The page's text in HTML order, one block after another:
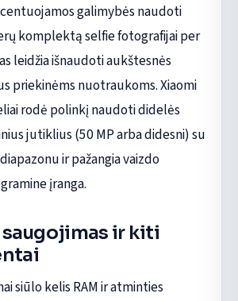
galimybės naudoti
komplektą selfie fotografijai per
leidžia išnaudoti aukštesnės
priekinėms nuotraukoms. Xiaomi
rodė polinkį naudoti didelės
jutiklius (50 MP arba didesni) su
ir pažangia vaizdo
įranga.
ir kiti
siūlo kelis RAM ir atminties